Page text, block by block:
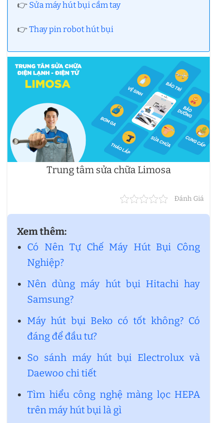
👉 Sửa máy hút bụi cầm tay
👉Thay pin robot hút bụi
Trung tâm sửa chữa Limosa
Đánh Giá
Xem thêm:
Có Nên Tự Chế Máy Hút Bụi Công
Nghiệp?
Nên dùng máy hút bụi Hitachi hay
Samsung?
Máy hút bụi Beko có tốt không? Có
đáng để đầu tư?
So sánh máy hút bụi Electrolux và
Daewoo chi tiết
Tìm hiểu công nghệ màng lọc HEPA
trên máy hút bụi là gì